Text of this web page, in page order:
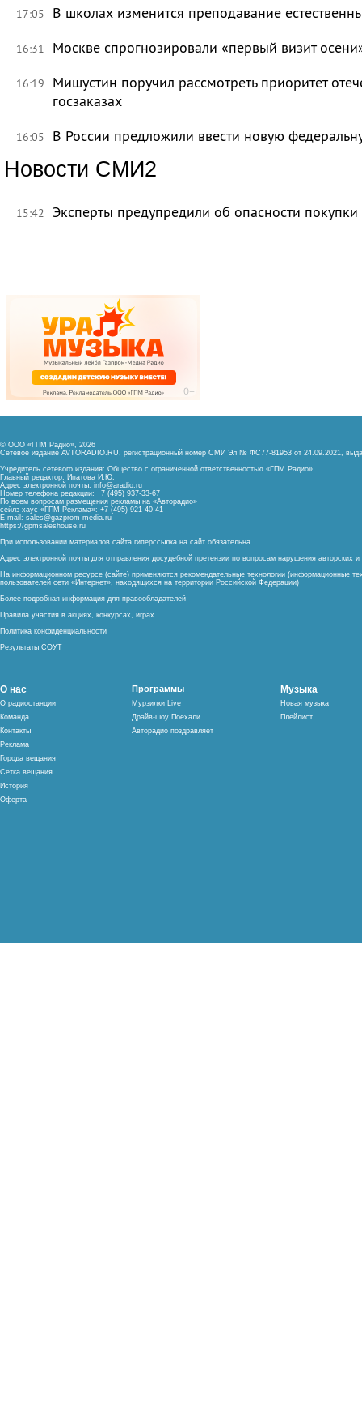
17:05 В школах изменится преподавание
16:31 Москве спрогнозировали «первый визит
16:19
Мишустин поручил рассмотреть приоритет
госзаказах
16:05 В России предложили ввести новую
Новости СМИ2
15:42 Эксперты предупредили об опасности
© ООО «ГПМ Радио», 2026
Сетевое издание AVTORADIO.RU, регистрационный номер СМИ Эл № ФС77-81953 от 24.09.2021,
Учредитель сетевого издания: Общество с ограниченной ответственностью «ГПМ Радио»
Главный редактор: Ипатова И.Ю.
Адрес электронной почты: info@aradio.ru
Номер телефона редакции: +7 (495) 937-33-67
По всем вопросам размещения рекламы на «Авторадио»
сейлз-хаус «ГПМ Реклама»: +7 (495) 921-40-41
E-mail: sales@gazprom-media.ru
https://gpmsaleshouse.ru
При использовании материалов сайта гиперссылка на сайт обязательна
Адрес электронной почты для отправления досудебной претензии по вопросам нарушения авторских
На информационном ресурсе (сайте) применяются рекомендательные технологии (информационные
пользователей сети «Интернет», находящихся на территории Российской Федерации)
Более подробная информация для правообладателей
Правила участия в акциях, конкурсах, играх
Политика конфиденциальности
Результаты СОУТ
О нас
О радиостанции
Команда
Контакты
Реклама
Города вещания
Сетка вещания
История
Оферта
Программы
Мурзилки Live
Драйв-шоу Поехали
Авторадио поздравляет
Музыка
Новая музыка
Плейлист